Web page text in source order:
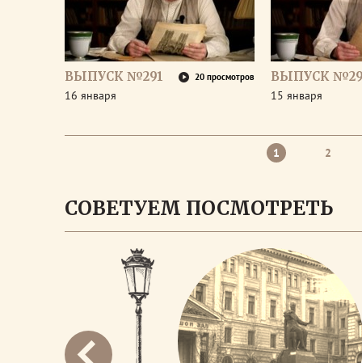
ВЫПУСК №291 20 просмотров
16 января
ВЫПУСК
15 января
1 2
СОВЕТУЕМ ПОСМОТРЕТЬ